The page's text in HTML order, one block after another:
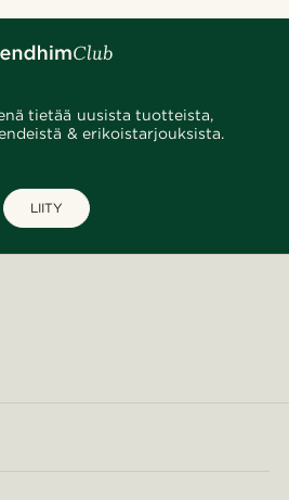
tietää uusista tuotteista,
& erikoistarjouksista.
LIITY